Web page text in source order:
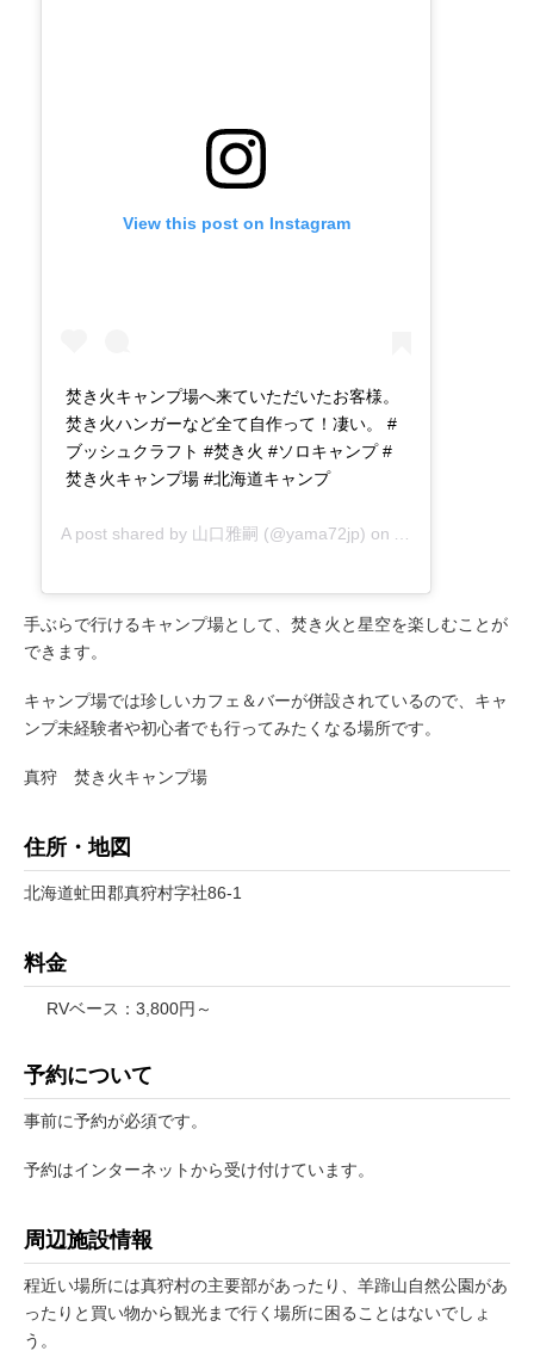
View this post on Instagram
焚き火キャンプ場へ来ていただいたお客様。
焚き火ハンガーなど全て自作って！凄い。 #
ブッシュクラフト #焚き火 #ソロキャンプ #
焚き火キャンプ場 #北海道キャンプ
A post shared by 山口雅嗣 (@yama72jp) on
手ぶらで行けるキャンプ場として、焚き火と星空を楽しむことが
できます。
キャンプ場では珍しいカフェ＆バーが併設されているので、キャ
ンプ未経験者や初心者でも行ってみたくなる場所です。
真狩 焚き火キャンプ場
住所・地図
北海道虻田郡真狩村字社86-1
料金
RVベース：3,800円～
予約について
事前に予約が必須です。
予約はインターネットから受け付けています。
周辺施設情報
程近い場所には真狩村の主要部があったり、羊蹄山自然公園があ
ったりと買い物から観光まで行く場所に困ることはないでしょ
う。